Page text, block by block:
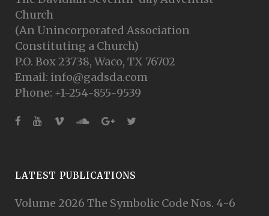
Church
(An Unincorporated Association
Constituting a Church)
P.O. Box 23738, Waco, TX 76702
Email: info@gadsda.com
Phone: +1-254-855-9539
LATEST PUBLICATIONS
Volume 2026 The Symbolic Code Nos. 4-6